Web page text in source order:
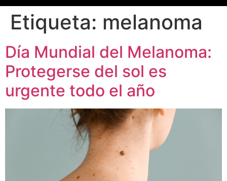
Etiqueta: melanoma
Día Mundial del Melanoma:
Protegerse del sol es
urgente todo el año